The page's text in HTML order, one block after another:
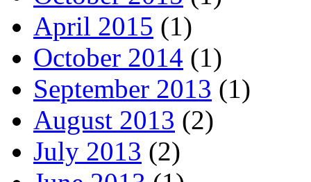
April 2015 (1)
October 2014 (1)
September 2013 (1)
August 2013 (2)
July 2013 (2)